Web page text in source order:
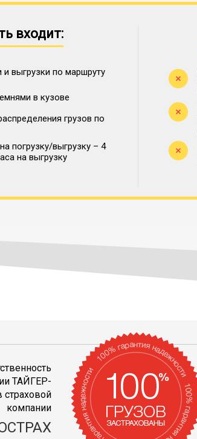
входит:
и выгрузки по маршруту
в кузове
грузов по
погрузку/выгрузку – 4
на выгрузку
ТАЙГЕР-
компании